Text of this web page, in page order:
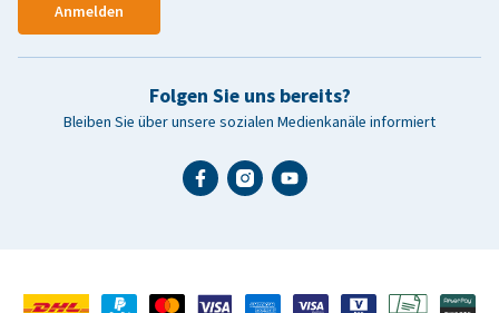
Anmelden
Folgen Sie uns bereits?
Bleiben Sie über unsere sozialen Medienkanäle informiert